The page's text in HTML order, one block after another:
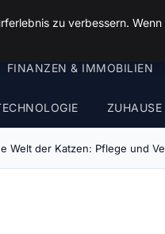
FINANZEN & IMMOBILIEN
ZUHAUSE
Welt der Katzen: Pflege und
zu verbessern.